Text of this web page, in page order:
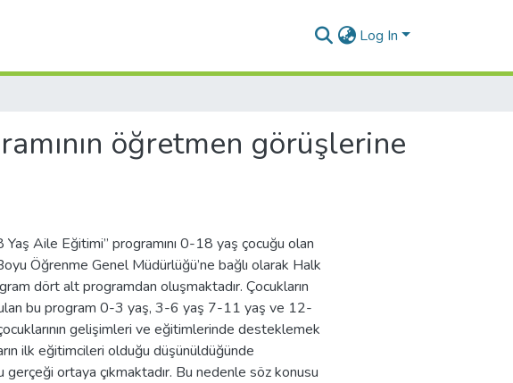
Log In
öğretmen görüşlerine
Aile Eğitimi” programını 0-18 yaş çocuğu olan
Öğrenme Genel Müdürlüğü’ne bağlı olarak Halk
dört alt programdan oluşmaktadır. Çocukların
bu program 0-3 yaş, 3-6 yaş 7-11 yaş ve 12-
gelişimleri ve eğitimlerinde desteklemek
ilk eğitimcileri olduğu düşünüldüğünde
ortaya çıkmaktadır. Bu nedenle söz konusu